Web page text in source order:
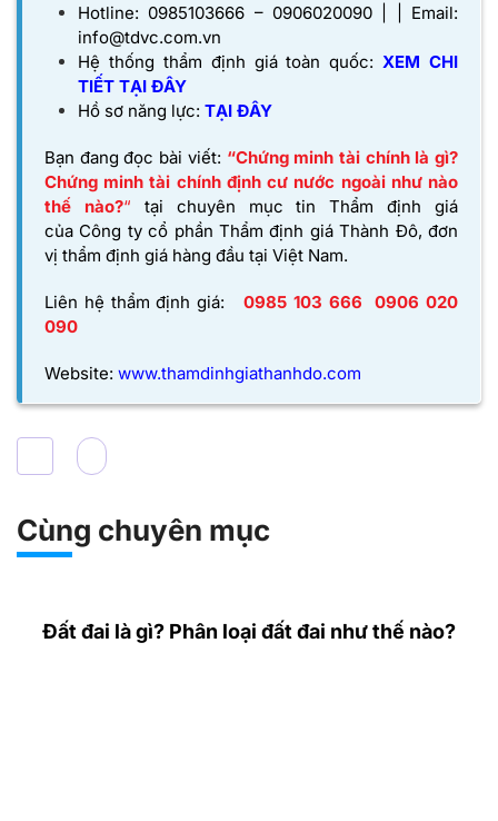
Hotline: 0985103666 – 0906020090 | | Email:
info@tdvc.com.vn
Hệ thống thẩm định giá toàn quốc:XEM CHI
TIẾT TẠI ĐÂY
Hồ sơ năng lực: TẠI ĐÂY
Bạn đang đọc bài viết: “Chứng minh tài chính là gì?
Chứng minh tài chính định cư nước ngoài như nào
thế nào?“
tại chuyên mục tin Thẩm định giá
của Công ty cổ phần Thẩm định giá Thành Đô, đơn
vị thẩm định giá hàng đầu tại Việt Nam.
Liên hệ thẩm định giá: 0985 103 666
0906 020
090
Website: www.thamdinhgiathanhdo.com
Cùng chuyên mục
Đất đai là gì? Phân loại đất đai như thế nào?